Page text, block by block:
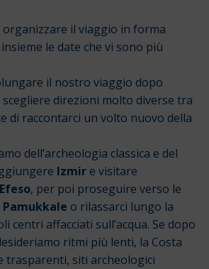
il viaggio in forma
le date che vi sono più
il nostro viaggio dopo
direzioni molto diverse tra
di raccontarci un volto nuovo della
dell’archeologia classica e del
Izmir e visitare
Efeso, per poi proseguire verso le
Pamukkale o rilassarci lungo la
centri affacciati sull’acqua. Se dopo
ritmi più lenti, la Costa
trasparenti, siti archeologici